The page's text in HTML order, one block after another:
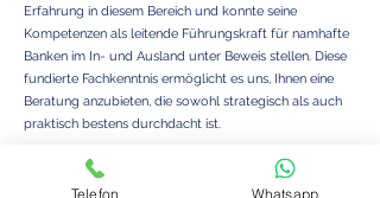
Erfahrung in diesem Bereich und konnte seine
Kompetenzen als leitende Führungskraft für namhafte
Banken im In- und Ausland unter Beweis stellen. Diese
fundierte Fachkenntnis ermöglicht es uns, Ihnen eine
Beratung anzubieten, die sowohl strategisch als auch
praktisch bestens durchdacht ist.
Warum sollten Sie uns vertrauen? Weil wir den Markt
im Blick haben, die relevanten Faktoren bewerten und
Telefon Whatsapp